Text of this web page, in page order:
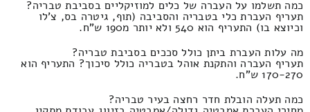
כמה תשלמו על העברה של כלים למוזיקליים בסביבת טבריה?
תעריף העברת כלי בטבריה והסביבה (תוף, גיטרה בס, צ'לו
וכיוצא בו) התעריף הוא 540 ולא יותר מ190 ש"ח.
מה עלות העברת ביתן כולל סככים בסביבת טבריה?
תעריף העברה והתקנת אוהל בטבריה כולל סיכוך? התעריף הוא
170-270 ש"ח.
כמה תעלה הובלת חדר רחצה בעיר טבריה?